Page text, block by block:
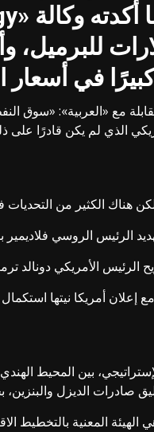
الماضية بمقدار
في أسعار
مع «العربية»: «سوق
الذي لم يكن قادرًا على
هناك الكثير من
الرئيس الروسي
الرئيس الأمريكي
أمريكا نيتها
بين المحيط
صادرات الديزل
الهيئة المعنية